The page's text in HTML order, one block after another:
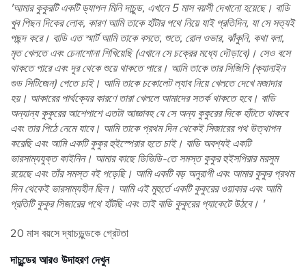
'আমার কুকুরটি একটি ড্যাপল মিনি দাচুন্ড, এখানে 5 মাস বয়সী দেখানো হয়েছে। বাডি
খুব পিছন দিকের লোক, কারণ আমি তাকে হাঁটার পথে নিয়ে যাই প্রতিদিন, যা সে সত্যই
পছন্দ করে। বাডি এত স্মার্ট আমি তাকে বসতে, শুতে, রোল ওভার, ঝাঁকুনি, কথা বলা,
মৃত খেলতে এবং চেনাশোনা শিখিয়েছি (এখানে সে চক্রের মধ্যে দৌড়াবে)। সেও বসে
থাকতে পারে এবং দূর থেকে শুয়ে থাকতে পারে। আমি তাকে তার সিজিসি (ক্যানাইন
গুড সিটিজেন) পেতে চাই। আমি তাকে চকোলেট ল্যাব নিয়ে খেলতে দেখে মজাদার
হয়। আকারের পার্থক্যের কারণে তারা খেললে আমাদের সতর্ক থাকতে হবে। বাডি
অন্যান্য কুকুরের আশেপাশে এতটা আজ্ঞাবহ যে সে অন্য কুকুরের দিকে হাঁটতে থাকবে
এবং তার পিঠে নেমে যাবে। আমি তাকে প্রথম দিন থেকেই সিজারের পথ উত্থাপন
করেছি এবং আমি একটি কুকুর হুইস্পেরার হতে চাই। বাডি অবশ্যই একটি
ভারসাম্যযুক্ত কাইনিন। আমার কাছে ডিভিডি-তে সমস্ত কুকুর হুইসপিরার মরসুম
রয়েছে এবং তাঁর সমস্ত বই পড়েছি। আমি একটি বড় অনুরাগী এবং আমার কুকুর প্রথম
দিন থেকেই ভারসাম্যহীন ছিল। আমি এই মুহুর্তে একটি কুকুরের ওয়াকার এবং আমি
প্রতিটি কুকুর সিজারের পথে হাঁটছি এবং তাই বাডি কুকুরের প্যাকেটে উঠবে। '
20 মাস বয়সে দ্যাচডুন্ডকে গ্রেটতা
দাচুন্ডের আরও উদাহরণ দেখুন